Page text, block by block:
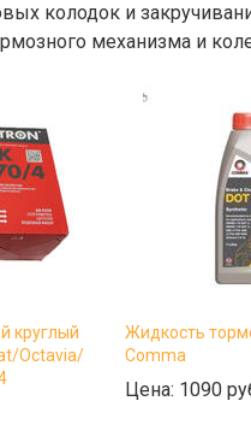
колодок и
механизма и
круглый
Octavia/
Жидкость
Comma
Цена: 1090